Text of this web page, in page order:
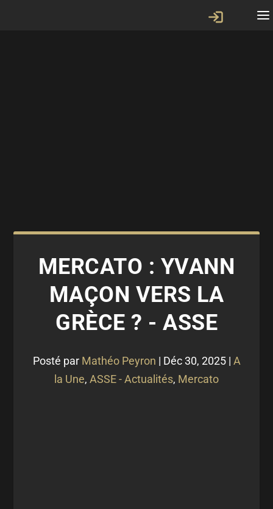
MERCATO : YVANN
MAÇON VERS LA
GRÈCE ? - ASSE
Posté par Mathéo Peyron | Déc 30, 2025| A
la Une, ASSE - Actualités, Mercato